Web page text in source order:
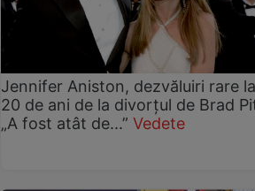
Jennifer Aniston, dezvăluiri rare la
20 de ani de la divorțul de Brad
„A fost atât de...” Vedete